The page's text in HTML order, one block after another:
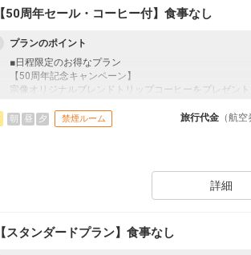
【50周年セール・コーヒー付】食事なし
プランのポイント
■日程限定のお得なプラン
【50周年記念キャンペーン】
宗像オリジナルブレンドトリップコーヒーをプレゼント
フライトと宿泊を自由に組み合わせできるダイナミッ
ん周遊旅行にも最適！
地下1,000ｍから湧き出す自家源泉を使用した「玄海さ
がりラウンジを完備しております。
□営業時間：15:00～23:00/翌朝06:00～10:00
朝 昼 夕 禁煙ルーム 旅行代金 （航
詳細
【スタンダードプラン】食事なし